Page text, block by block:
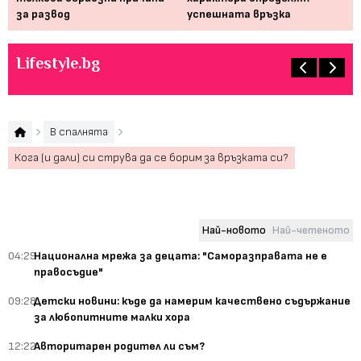
за развод
успешната връзка
Lifestyle.bg
В спалнята
Кога (и дали) си струва да се борим за връзката си?
Най-новото Най-четеното
04:29Национална мрежа за децата: "Саморазправата не е
правосъдие"
09:28Детски новини: къде да намерим качествено съдържание
за любопитните малки хора
12:22Авторитарен родител ли съм?